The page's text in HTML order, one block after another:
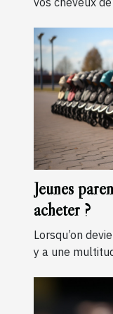
Jeunes
acheter ?
Lorsqu’on
y a une